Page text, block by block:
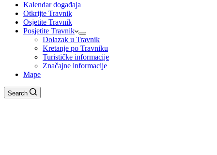
Kalendar događaja
Otkrijte Travnik
Osjetite Travnik
Posjetite Travnik
Dolazak u Travnik
Kretanje po Travniku
Turističke informacije
Značajne informacije
Mape
Search